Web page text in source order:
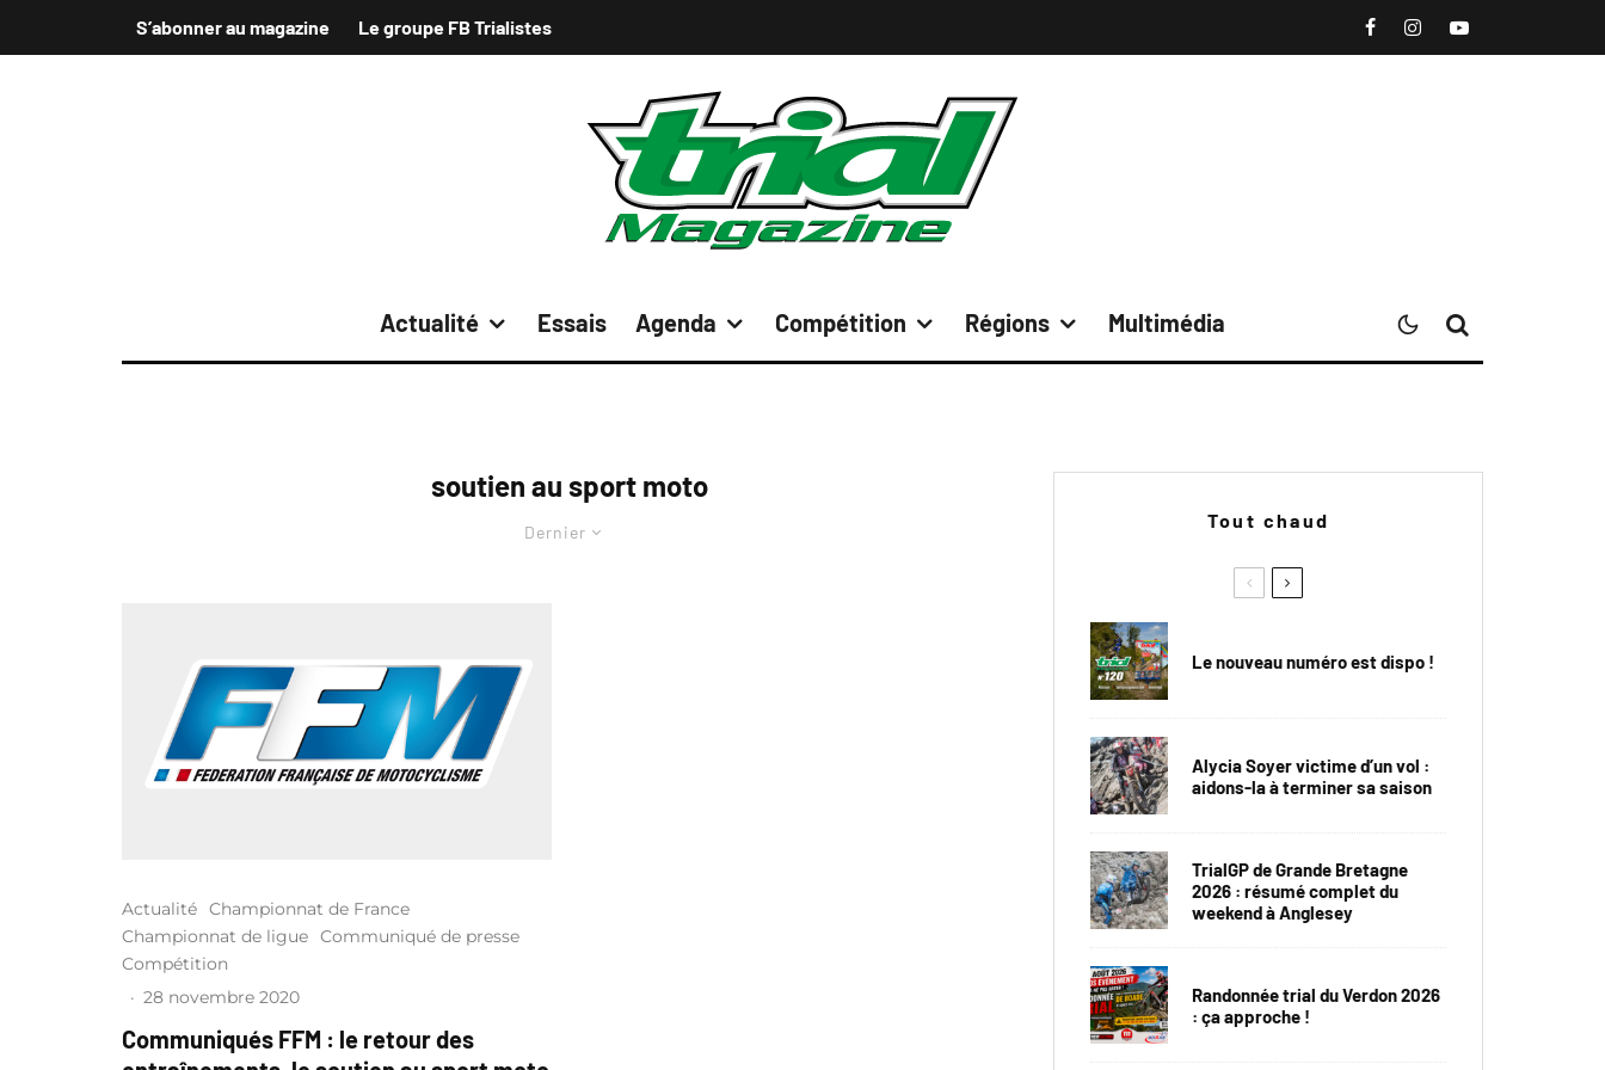
S’abonner au magazine Le groupe FB Trialistes
Actualité Essais Agenda Compétition Régions Multimédia
soutien au sport moto
Dernier
Actualité Championnat de France
Championnat de ligue Communiqué de presse
Compétition
· 28 novembre 2020
Communiqués FFM : le retour des
Tout chaud
Le nouveau numéro est dispo !
Alycia Soyer victime d’un vol :
aidons-la à terminer sa saison
TrialGP de Grande Bretagne
2026 : résumé complet du
weekend à Anglesey
Randonnée trial du Verdon 2026
: ça approche !